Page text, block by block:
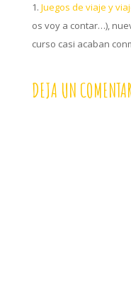
Juegos de viaje y
os voy a contar…),
curso casi acaban
DEJA UN